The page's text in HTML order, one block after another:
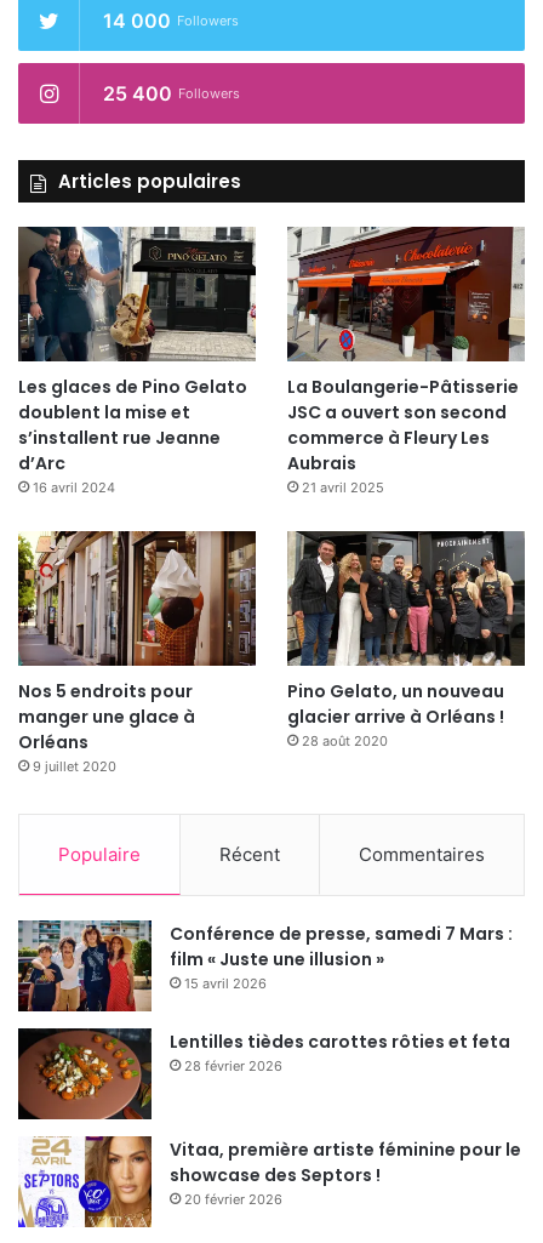
params= »color=ff5500&auto_play=false&hide_relat
ed=false&show_comments=true&show_user=true&
show_reposts=false » width= »100% »
height= »166″ iframe= »true » /]
Soirée musicale au jardin de l’évêché, avec
l’associationDEFIà la programmation Schtroumpf
Crew,Lelex Luthor,La Rumeur,DJ Supafuh.
Vendredi 26 juin
18hminuit
La Hip-Hop Party de Radio Campus Orléans
Radio Campus Orléans prend les commandes de la
soirée avec un programmation variée à ne pas
louperDa Real Kicking Funksters,
Suspension,Nero,VSO,Quiet Dawn
14 000 Followers
25 400 Followers
Articles populaires
Les glaces de Pino Gelato
doublent la mise et
s’installent rue Jeanne
d’Arc
16 avril 2024
La Boulangerie-Pâtisserie
JSC a ouvert son second
commerce à Fleury Les
Aubrais
21 avril 2025
Nos 5 endroits pour
manger une glace à
Orléans
9 juillet 2020
Pino Gelato, un nouveau
glacier arrive à Orléans !
28 août 2020
Populaire Récent Commentaires
Conférence de presse, samedi 7 Mars :
film « Juste une illusion »
15 avril 2026
Lentilles tièdes carottes rôties et feta
28 février 2026
Vitaa, première artiste féminine pour le
showcase des Septors !
20 février 2026